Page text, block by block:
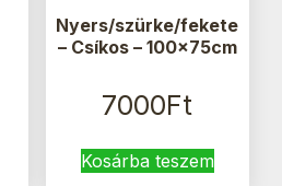
Nyers/szürke/fekete
– Csíkos – 100x75cm
7000Ft
Kosárba teszem